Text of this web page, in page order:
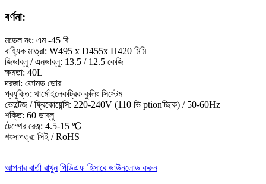
বর্ণনা:
মডেল নং: এম -45 বি
বাহ্যিক মাত্রা: W495 x D455x H420 মিমি
জিডাব্লু / এনডাব্লু: 13.5 / 12.5 কেজি
ক্ষমতা: 40L
দরজা: ফোমড ডোর
প্রযুক্তি: থার্মোইলেকট্রিক কুলিং সিস্টেম
ভোল্টেজ / ফ্রিকোয়েন্সি: 220-240V (110 ভি ptionচ্ছিক) / 50-60Hz
শক্তি: 60 ডাব্লু
টেম্পের রেঞ্জ: 4.5-15 ℃
শংসাপত্র: সিই / RoHS
আপনার বার্তা রাখুন পিডিএফ হিসাবে ডাউনলোড করুন